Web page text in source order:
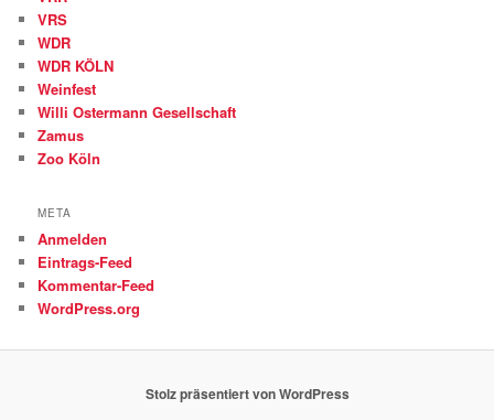
VRS
WDR
WDR KÖLN
Weinfest
Willi Ostermann Gesellschaft
Zamus
Zoo Köln
META
Anmelden
Eintrags-Feed
Kommentar-Feed
WordPress.org
Stolz präsentiert von WordPress